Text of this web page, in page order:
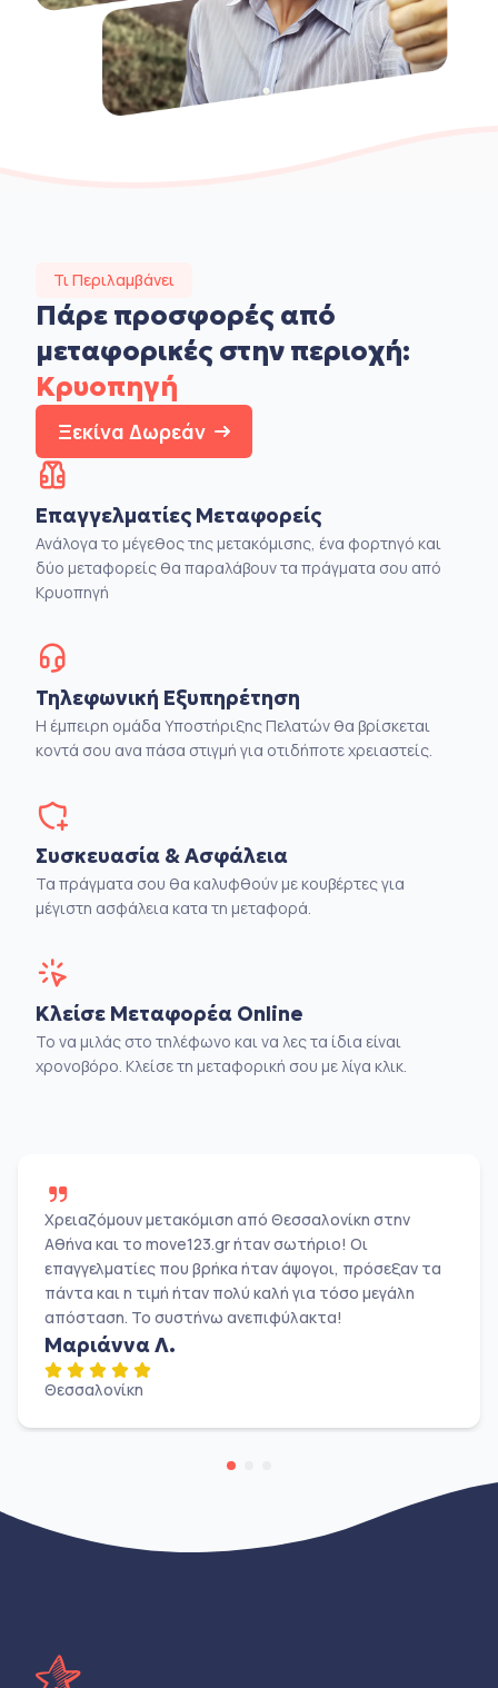
Τι Περιλαμβάνει
Πάρε προσφορές από
μεταφορικές στην περιοχή:
Κρυοπηγή
Ξεκίνα Δωρεάν
Επαγγελματίες Μεταφορείς
Ανάλογα το μέγεθος της μετακόμισης, ένα φορτηγό και
δύο μεταφορείς θα παραλάβουν τα πράγματα σου από
Κρυοπηγή
Τηλεφωνική Εξυπηρέτηση
Η έμπειρη ομάδα Υποστήριξης Πελατών θα βρίσκεται
κοντά σου ανα πάσα στιγμή για οτιδήποτε χρειαστείς.
Συσκευασία & Ασφάλεια
Τα πράγματα σου θα καλυφθούν με κουβέρτες για
μέγιστη ασφάλεια κατα τη μεταφορά.
Κλείσε Μεταφορέα Online
Το να μιλάς στο τηλέφωνο και να λες τα ίδια είναι
χρονοβόρο. Κλείσε τη μεταφορική σου με λίγα κλικ.
Χρειαζόμουν μετακόμιση από Θεσσαλονίκη στην
Αθήνα και το move123.gr ήταν σωτήριο! Οι
επαγγελματίες που βρήκα ήταν άψογοι, πρόσεξαν τα
πάντα και η τιμή ήταν πολύ καλή για τόσο μεγάλη
απόσταση. Το συστήνω ανεπιφύλακτα!
Μαριάννα Λ.
Θεσσαλονίκη